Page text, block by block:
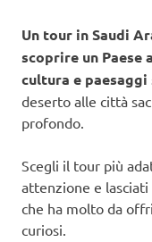
Un tour in Saudi
scoprire un Paese
cultura e
deserto alle città
profondo.
Scegli il tour più
attenzione e
che ha molto da
curiosi.